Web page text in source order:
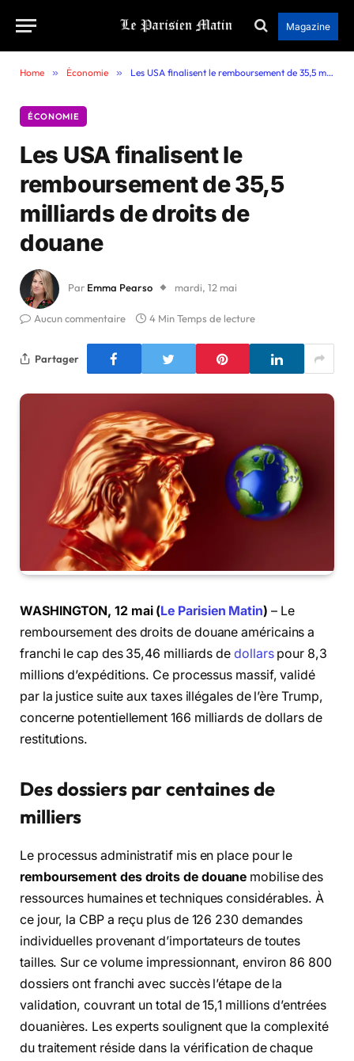
Magazine
Home » Économie » Les USA finalisent le remboursement de 35,5 milliards de droits de douane
ÉCONOMIE
Les USA finalisent le
remboursement de 35,5
milliards de droits de
douane
Par Emma Pearso mardi, 12 mai
Aucun commentaire 4 Min Temps de lecture
Partager
WASHINGTON, 12 mai (Le Parisien Matin) – Le
remboursement des droits de douane américains a
franchi le cap des 35,46 milliards de dollarspour 8,3
millions d’expéditions. Ce processus massif, validé
par la justice suite aux taxes illégales de l’ère Trump,
concerne potentiellement 166 milliards de dollars de
restitutions.
Des dossiers par centaines de
milliers
Le processus administratif mis en place pour le
remboursement des droits de douane mobilise des
ressources humaines et techniques considérables. À
ce jour, la CBP a reçu plus de 126 230 demandes
individuelles provenant d’importateurs de toutes
tailles. Sur ce volume impressionnant, environ 86 800
dossiers ont franchi avec succès l’étape de la
validation, couvrant un total de 15,1 millions d’entrées
douanières. Les experts soulignent que la complexité
du traitement réside dans la vérification de chaque